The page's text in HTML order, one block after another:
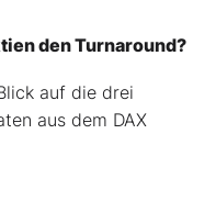
den Turnaround?
auf die drei
aus dem DAX